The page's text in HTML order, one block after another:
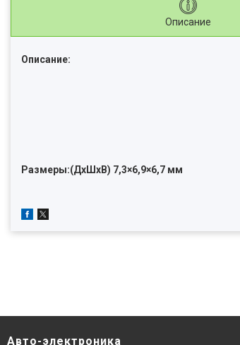
Описание
Описание:
Размеры:(ДхШхВ) 7,3×6,9×6,7 мм
Авто-электроника